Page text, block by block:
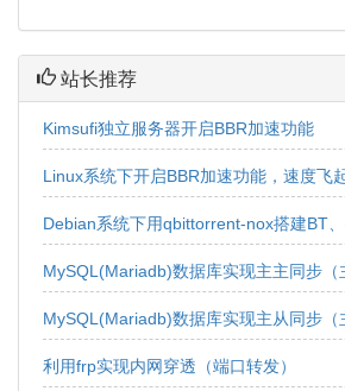
站长推荐
Kimsufi独立服务器开启BBR加速功能
Linux系统下开启BBR加速功能，速度飞
Debian系统下用qbittorrent-nox搭建BT
利用frp实现内网穿透（端口转发）